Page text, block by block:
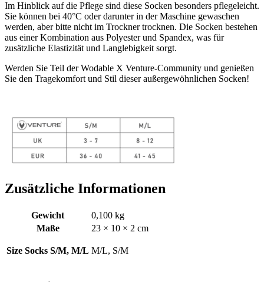
Im Hinblick auf die Pflege sind diese Socken besonders pflegeleicht.
Sie können bei 40°C oder darunter in der Maschine gewaschen
werden, aber bitte nicht im Trockner trocknen. Die Socken bestehen
aus einer Kombination aus Polyester und Spandex, was für
zusätzliche Elastizität und Langlebigkeit sorgt.
Werden Sie Teil der Wodable X Venture-Community und genießen
Sie den Tragekomfort und Stil dieser außergewöhnlichen Socken!
Zusätzliche Informationen
Gewicht
0,100 kg
Maße
23 × 10 × 2 cm
Size Socks S/M, M/L M/L, S/M